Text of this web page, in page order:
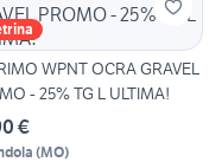
WPNT OCRA GRAVEL
- 25% TG L ULTIMA!
€
(MO)